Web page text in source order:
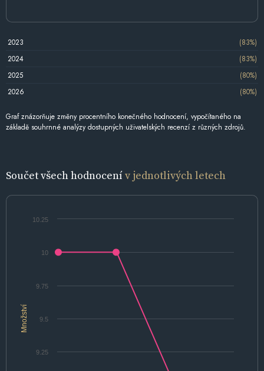
2023
(83%)
2024
(83%)
2025
(80%)
2026
(80%)
Graf znázorňuje změny procentního konečného hodnocení, vypočítaného na
základě souhrnné analýzy dostupných uživatelských recenzí z různých zdrojů.
Součet všech hodnocenív jednotlivých letech
Množství
9.25
9.5
9.75
10
10.25